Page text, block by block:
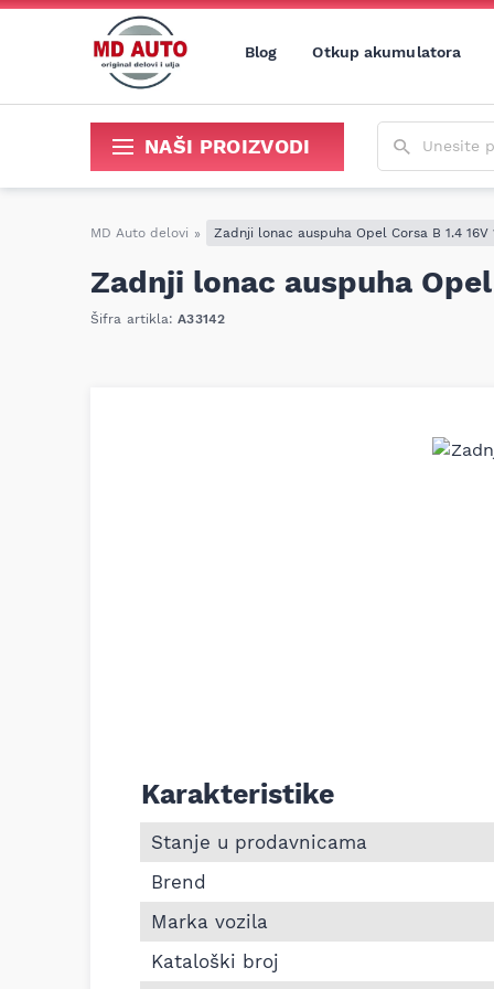
Blog Otkup akumulatora
NAŠI PROIZVODI
MD Auto delovi » Zadnji lonac auspuha Opel Corsa B 1.4 16V
Zadnji lonac auspuha Opel
Šifra artikla:A33142
Informacije o Zadnji lonac auspuha Opel
Karakteristike
Stanje u prodavnicama
Brend
Marka vozila
Kataloški broj